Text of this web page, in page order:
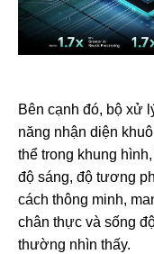
Bên cạnh đó, bộ xử
năng nhận diện
thể trong khung
độ sáng, độ tương
cách thông minh,
chân thực và sống
thường nhìn thấy.